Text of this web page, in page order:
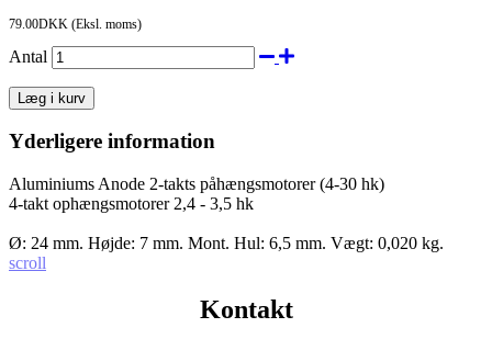
79.00DKK (Eksl. moms)
Antal
Læg i kurv
Yderligere information
Aluminiums Anode 2-takts påhængsmotorer (4-30 hk)
4-takt ophængsmotorer 2,4 - 3,5 hk
Ø: 24 mm. Højde: 7 mm. Mont. Hul: 6,5 mm. Vægt: 0,020 kg.
scroll
Kontakt